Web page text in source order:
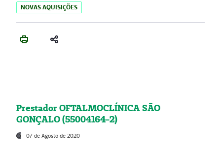
NOVAS AQUISIÇÕES
Prestador OFTALMOCLÍNICA SÃO
GONÇALO (55004164-2)
07 de Agosto de 2020